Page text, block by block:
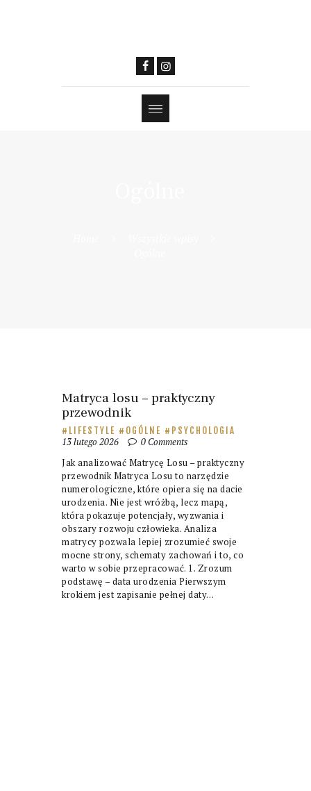
Matryca losu – praktyczny
przewodnik
LIFESTYLE OGÓLNE PSYCHOLOGIA
13 lutego 2026 0 Comments
Jak analizować Matrycę Losu – praktyczny
przewodnik Matryca Losu to narzędzie
numerologiczne, które opiera się na dacie
urodzenia. Nie jest wróżbą, lecz mapą,
która pokazuje potencjały, wyzwania i
obszary rozwoju człowieka. Analiza
matrycy pozwala lepiej zrozumieć swoje
mocne strony, schematy zachowań i to, co
warto w sobie przepracować. 1. Zrozum
podstawę – data urodzenia Pierwszym
krokiem jest zapisanie pełnej daty…